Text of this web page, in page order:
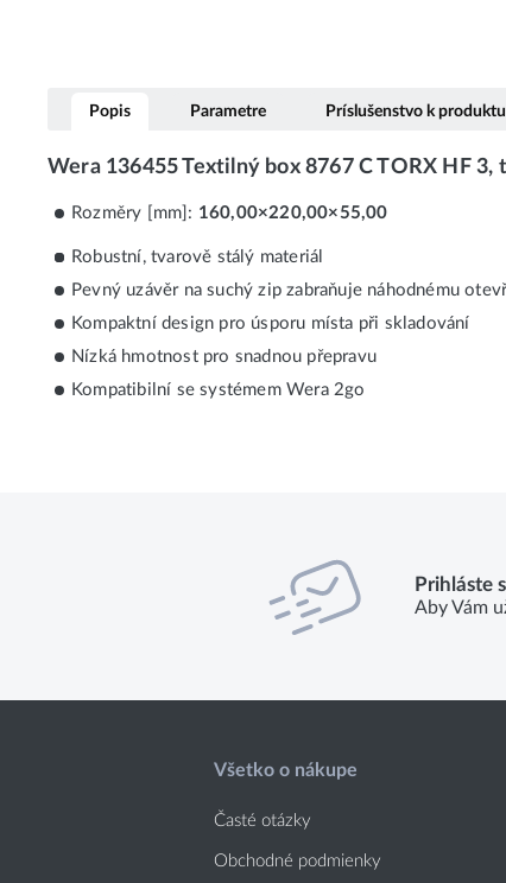
Popis Parametre Príslušenstvo k produktu
Wera 136455 Textilný box 8767 C TORX HF
Rozměry [mm]: 160,00×220,00×55,00
Robustní, tvarově stálý materiál
Pevný uzávěr na suchý zip zabraňuje náhodnému
Kompaktní design pro úsporu místa při skladování
Nízká hmotnost pro snadnou přepravu
Kompatibilní se systémem Wera 2go
Prihláste
Aby Vám
Všetko o nákupe
Časté otázky
Obchodné podmienky